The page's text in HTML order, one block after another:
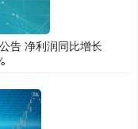
告 净利润同比增长